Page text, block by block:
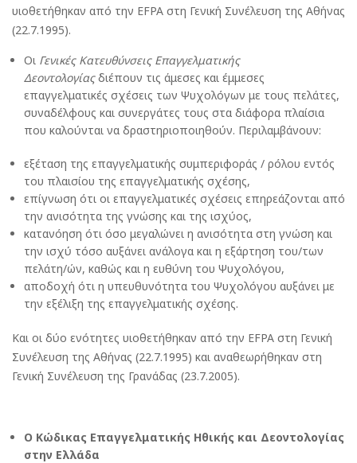
υιοθετήθηκαν από την EFPA στη Γενική Συνέλευση της Αθήνας
(22.7.1995).
Οι Γενικές Κατευθύνσεις Επαγγελματικής
Δεοντολογίαςδιέπουν τις άμεσες και έμμεσες
επαγγελματικές σχέσεις των Ψυχολόγων με τους πελάτες,
συναδέλφους και συνεργάτες τους στα διάφορα πλαίσια
που καλούνται να δραστηριοποιηθούν. Περιλαμβάνουν:
εξέταση της επαγγελματικής συμπεριφοράς / ρόλου εντός
του πλαισίου της επαγγελματικής σχέσης,
επίγνωση ότι οι επαγγελματικές σχέσεις επηρεάζονται από
την ανισότητα της γνώσης και της ισχύος,
κατανόηση ότι όσο μεγαλώνει η ανισότητα στη γνώση και
την ισχύ τόσο αυξάνει ανάλογα και η εξάρτηση του/των
πελάτη/ών, καθώς και η ευθύνη του Ψυχολόγου,
αποδοχή ότι η υπευθυνότητα του Ψυχολόγου αυξάνει με
την εξέλιξη της επαγγελματικής σχέσης.
Και οι δύο ενότητες υιοθετήθηκαν από την EFPA στη Γενική
Συνέλευση της Αθήνας (22.7.1995) και αναθεωρήθηκαν στη
Γενική Συνέλευση της Γρανάδας (23.7.2005).
Ο Κώδικας Επαγγελματικής Ηθικής και Δεοντολογίας
στην Ελλάδα